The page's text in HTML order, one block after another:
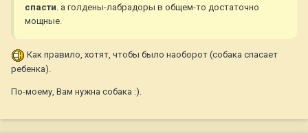
спасти. а голдены-лабрадоры в общем-то достаточно
мощные.
Как правило, хотят, чтобы было наоборот (собака спасает
ребенка).
По-моему, Вам нужна собака :).